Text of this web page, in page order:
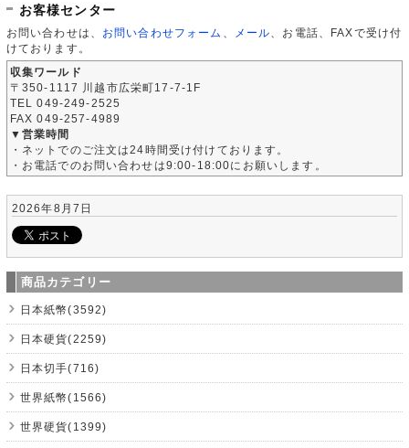
お客様センター
お問い合わせは、 お問い合わせフォーム メール 、お電話、FAXで受け付
けております。
収集ワールド
〒350-1117 川越市広栄町17-7-1F
TEL 049-249-2525
FAX 049-257-4989
▼営業時間
・ネットでのご注文は24時間受け付けております。
・お電話でのお問い合わせは9:00-18:00にお願いします。
2026年8月7日
商品カテゴリー
日本紙幣(3592)
日本硬貨(2259)
日本切手(716)
世界紙幣(1566)
世界硬貨(1399)